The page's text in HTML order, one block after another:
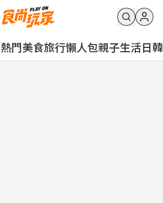
熱門美食旅行懶人包親子生活日韓